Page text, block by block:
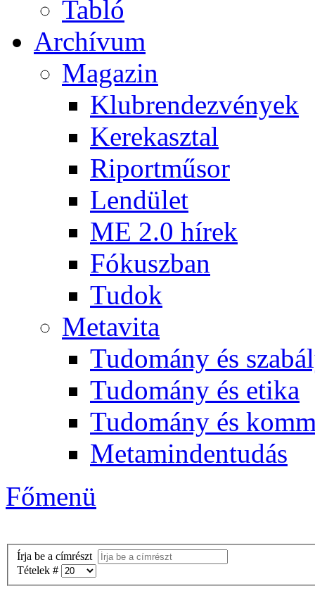
Tabló
Archívum
Magazin
Klubrendezvények
Kerekasztal
Riportműsor
Lendület
ME 2.0 hírek
Fókuszban
Tudok
Metavita
Tudomány és
Tudomány és etika
Tudomány és
Metamindentudás
Főmenü
Írja be a címrészt
Tételek #